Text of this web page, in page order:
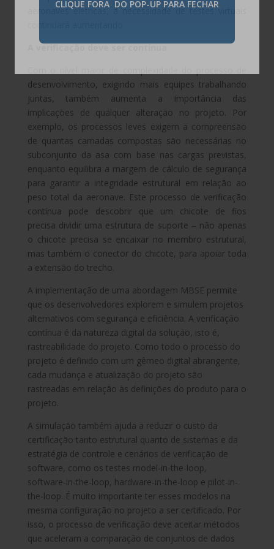
CLIQUE FORA DO POP-UP PARA FECHAR
aeronaves elétricas, a necessidade de testes virtuais
A verificação deve ser contínua
desenvolvimento, exigindo mais equipes trabalhando
juntas, também aumenta a importância das
implicações de qualquer alteração no projeto. Por
exemplo, os processos leves exigem a compreensão
de quantas camadas compostas são necessárias no
subconjunto da asa com base nas cargas previstas,
enquanto equilibra a margem de cálculo de segurança
para garantir a integridade estrutural em relação ao
peso total da aeronave. Este processo de verificação
contínua pode descobrir que um chicote de fios
precisa dividir uma estrutura de suporte – não apenas
o chicote precisa se encaixar no membro estrutural,
mas também o conector do chicote, para apoiar toda
a extensão do trecho.
A implementação de uma abordagem MBSE permite
que os desenvolvedores explorem e simulem projetos
alternativos com segurança e eficiência. A verificação
contínua é da natureza digital da solução, isto é,
rastreabilidade do projeto. Como todo o processo do
projeto é definido com um gêmeo digital abrangente,
cada mudança e atualização do projeto são
rastreadas em relação às definições do produto para o
projeto.
A simulação também ajuda a reduzir o custo da
certificação tanto estrutural quanto de sistemas e da
estratégia de controle e cenários de verificação de
software, como os testes model-in-the-loop,
software-in-the-loop, hardware-in-the-loop e pilot-in-
the-loop. É muito importante ter esses modelos na
mesma configuração no projeto a ser certificado. Por
isso, o processo de verificação deve aceitar métodos
que aceleram a comparação de conjuntos de dados